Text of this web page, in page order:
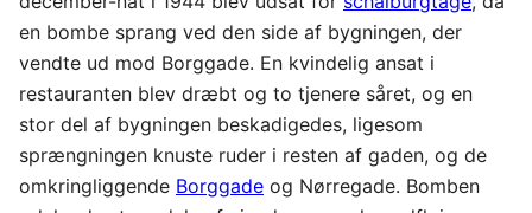
en bombe sprang ved den side af bygningen, der
vendte ud mod Borggade. En kvindelig ansat i
restauranten blev dræbt og to tjenere såret, og en
stor del af bygningen beskadigedes, ligesom
sprængningen knuste ruder i resten af gaden, og de
omkringliggende Borggade og Nørregade. Bomben